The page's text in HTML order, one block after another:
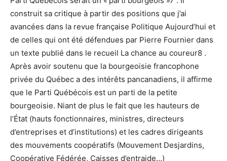
construit sa critique à partir des positions que j’ai
avancées dans la revue française Politique Aujourd’hui et
de celles qui ont été défendues par Pierre Fournier dans
un texte publié dans le recueil La chance au coureur8 .
Après avoir soutenu que la bourgeoisie francophone
privée du Québec a des intérêts pancanadiens, il affirme
que le Parti Québécois est un parti de la petite
bourgeoisie. Niant de plus le fait que les hauteurs de
l’État (hauts fonctionnaires, ministres, directeurs
d’entreprises et d’institutions) et les cadres dirigeants
des mouvements coopératifs (Mouvement Desjardins,
Coopérative Fédérée, Caisses d’entraide…)